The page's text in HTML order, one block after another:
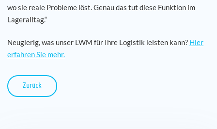
wo sie reale Probleme löst. Genau das tut diese Funktion im
Lageralltag.“
Neugierig, was unser LWM für Ihre Logistik leisten kann? Hier
erfahren Sie mehr.
Zurück